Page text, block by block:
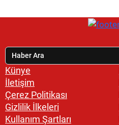
Künye
İletişim
Çerez Politikası
Gizlilik İlkeleri
Kullanım Şartları